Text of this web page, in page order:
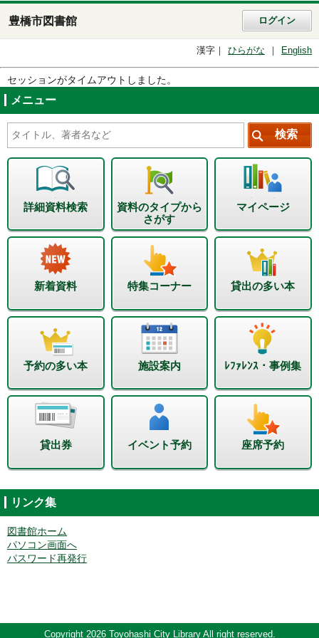
豊橋市図書館 ログイン
漢字 ひらがな English
セッションがタイムアウトしました。
メニュー
詳細資料検索
資料のタイプから
さがす
マイページ
新着資料 特集コーナー 貸出の多い本
予約の多い本 施設案内 ﾚﾌｧﾚﾝｽ・事例集
貸出券 イベント予約 座席予約
リンク集
図書館ホーム
パソコン画面へ
パスワード再発行
Copyright 2026 Toyohashi City Library All right reserved.